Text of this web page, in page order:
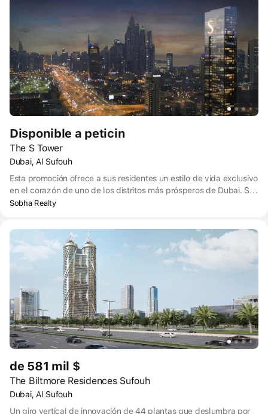
Disponible a peticin
The S Tower
Dubai, Al Sufouh
Esta promoción ofrece a sus residentes un estilo de vida exclusivo
en el corazón de uno de los distritos más prósperos de Dubai. S
Tower, una residencia emblemática en Sheikh Zayed Road, está
el Mall of the Emirates y Dubai Media City.
Sobha Realty
de 581 mil $
The Biltmore Residences Sufouh
Dubai, Al Sufouh
Un giro vertical de innovación de 44 plantas que deslumbra por